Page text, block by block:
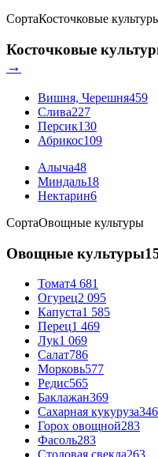
СортаКосточковые
Косточковые
→
Вишня, Черешня459
Слива227
Персик130
Абрикос109
Алыча48
Миндаль18
Нектарин6
СортаОвощные культуры
Овощные культуры
Томат4 681
Огурец2 095
Капуста1 585
Перец1 469
Лук1 069
Салат786
Морковь577
Редис565
Баклажан369
Сахарная кукуруза346
Горох овощной283
Фасоль283